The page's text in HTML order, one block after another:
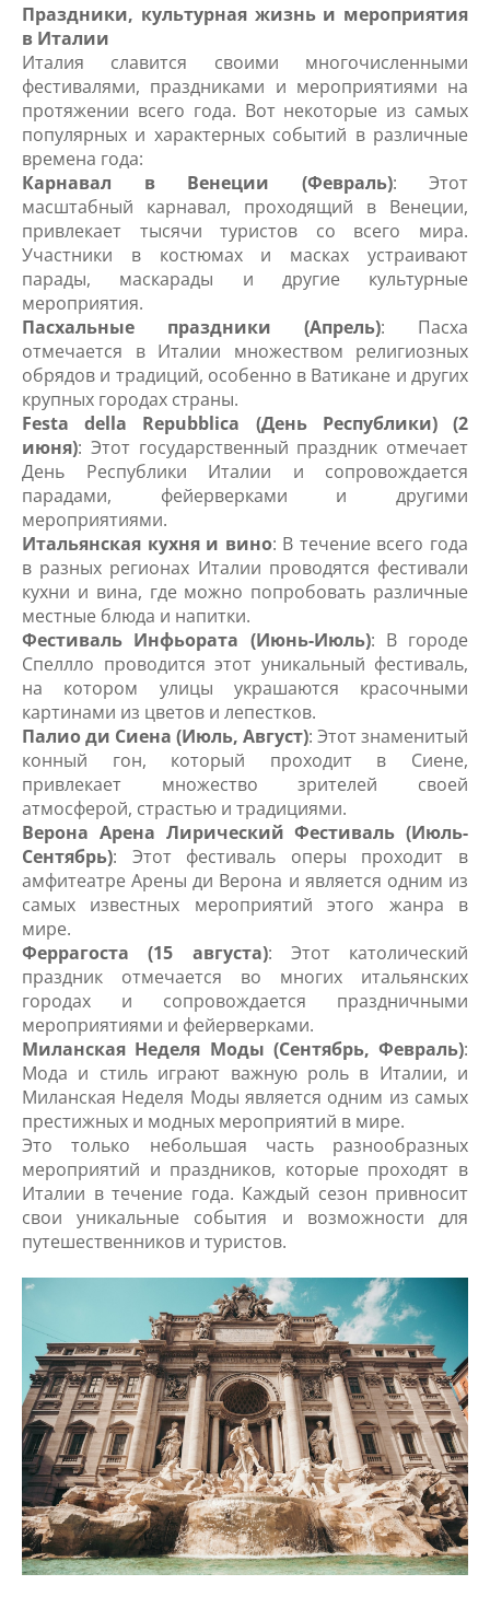
Праздники, культурная жизнь и мероприятия
в Италии
Италия славится своими многочисленными
фестивалями, праздниками и мероприятиями на
протяжении всего года. Вот некоторые из самых
популярных и характерных событий в различные
времена года:
Карнавал в Венеции (Февраль): Этот
масштабный карнавал, проходящий в Венеции,
привлекает тысячи туристов со всего мира.
Участники в костюмах и масках устраивают
парады, маскарады и другие культурные
мероприятия.
Пасхальные праздники (Апрель): Пасха
отмечается в Италии множеством религиозных
обрядов и традиций, особенно в Ватикане и других
крупных городах страны.
Festa della Repubblica (День Республики) (2
июня): Этот государственный праздник отмечает
День Республики Италии и сопровождается
парадами, фейерверками и другими
мероприятиями.
Итальянская кухня и вино: В течение всего года
в разных регионах Италии проводятся фестивали
кухни и вина, где можно попробовать различные
местные блюда и напитки.
Фестиваль Инфьората (Июнь-Июль): В городе
Спеллло проводится этот уникальный фестиваль,
на котором улицы украшаются красочными
картинами из цветов и лепестков.
Палио ди Сиена (Июль, Август): Этот знаменитый
конный гон, который проходит в Сиене,
привлекает множество зрителей своей
атмосферой, страстью и традициями.
Верона Арена Лирический Фестиваль (Июль-
Сентябрь): Этот фестиваль оперы проходит в
амфитеатре Арены ди Верона и является одним из
самых известных мероприятий этого жанра в
мире.
Феррагоста (15 августа): Этот католический
праздник отмечается во многих итальянских
городах и сопровождается праздничными
мероприятиями и фейерверками.
Миланская Неделя Моды (Сентябрь, Февраль):
Мода и стиль играют важную роль в Италии, и
Миланская Неделя Моды является одним из самых
престижных и модных мероприятий в мире.
Это только небольшая часть разнообразных
мероприятий и праздников, которые проходят в
Италии в течение года. Каждый сезон привносит
свои уникальные события и возможности для
путешественников и туристов.